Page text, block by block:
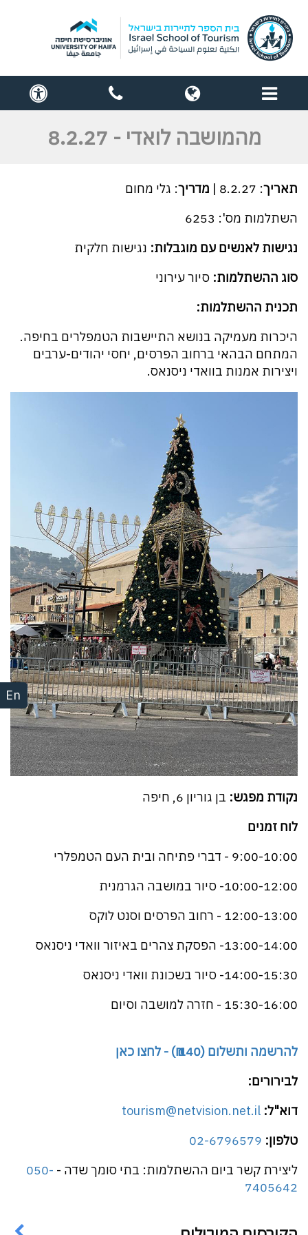
En
תפריט globe
contact
us מהמושבה לואדי - 8.2.27
תאריך: 8.2.27 | מדריך: גלי מחום
השתלמות מס': 6253
נגישות לאנשים עם מוגבלות: נגישות חלקית
סוג ההשתלמות: סיורעירוני
תכנית ההשתלמות:
היכרות מעמיקה בנושא התיישבות הטמפלרים בחיפה.
המתחם הבהאי ברחוב הפרסים, יחסי יהודים-ערבים
ויצירות אמנות בוואדי ניסנאס.
נקודת מפגש: בן גוריון 6, חיפה
לוח זמנים
9:00-10:00 - דברי פתיחה ובית העם הטמפלרי
10:00-12:00- סיור במושבה הגרמנית
12:00-13:00 - רחוב הפרסים וסנט לוקס
13:00-14:00- הפסקת צהרים באיזור וואדי ניסנאס
14:00-15:30- סיור בשכונת וואדי ניסנאס
15:30-16:00 - חזרה למושבה וסיום
להרשמה ותשלום (140 ₪) - לחצו כאן
לבירורים:
דוא"ל: tourism@netvision.net.il
טלפון: 02-6796579
ליצירת קשר ביום ההשתלמות: בתי סומך שדה - 050-
7405642